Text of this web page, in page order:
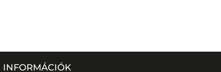
INFORMÁCIÓK